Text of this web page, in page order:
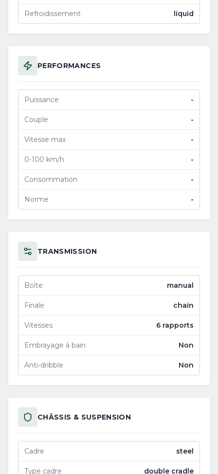
Refroidissement liquid
PERFORMANCES
Puissance -
Couple -
Vitesse max -
0-100 km/h -
Consommation -
Norme -
TRANSMISSION
Boîte manual
Finale chain
Vitesses 6 rapports
Embrayage à bain Non
Anti-dribble Non
CHÂSSIS & SUSPENSION
Cadre steel
Type cadre double cradle